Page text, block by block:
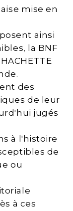
mise en
ainsi
la BNF
des
de leur
jugés
à l'histoire
de
ou
à ces